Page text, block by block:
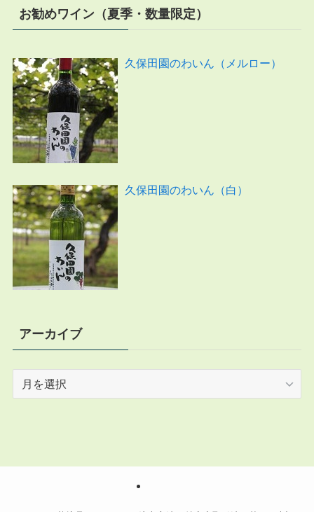
お勧めワイン（夏季・数量限定）
久保田園のわいん（メルロー）
久保田園のわいん（白）
アーカイブ